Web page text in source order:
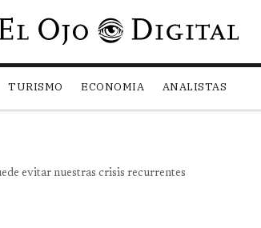
Pasar al contenido principal
TURISMO ECONOMIA ANALISTAS
evitar nuestras crisis recurrentes